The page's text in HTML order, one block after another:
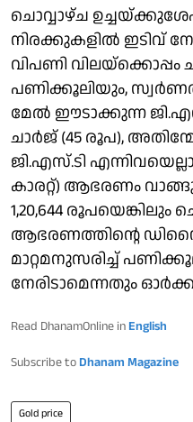
ചൊവ്വാഴ്ച
നിരക്കുകളിൽ ഇടിവ്
വിപണി വിലയ്ക്കൊപ്പം
പണിക്കൂലിയും,
മേൽ ഈടാക്കുന്ന
ചാര്‍ജ് (45 രൂപ),
ജി.എസ്.ടി
കാരറ്റ്) ആഭരണം
1,20,644 രൂപയെങ്കിലും
ആഭരണത്തിന്റെ
മാറ്റമനുസരിച്ച്
നേരിടാമെന്നതും
Read DhanamOnline in English
Subscribe to Dhanam Magazine
Gold price